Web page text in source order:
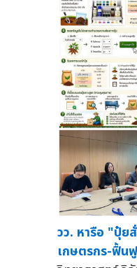
วว. หารือ "ปุ๋ย
เกษตรกร-ฟื้น